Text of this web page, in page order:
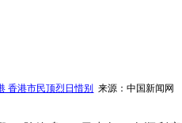
香港市民顶烈日惜别 来源：中国新闻网